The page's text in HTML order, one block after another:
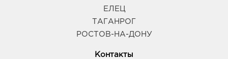
ЕЛЕЦ
ТАГАНРОГ
РОСТОВ-НА-ДОНУ
Контакты